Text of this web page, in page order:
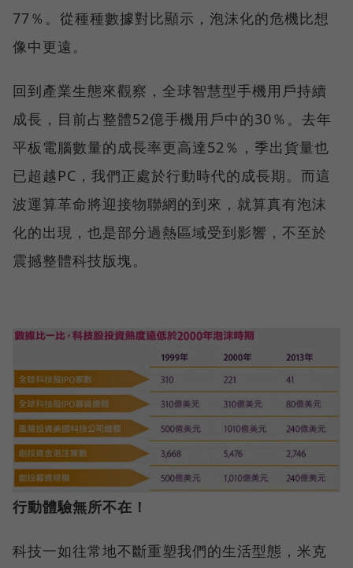
77％。從種種數據對比顯示，泡沫化的危機比想
像中更遠。
回到產業生態來觀察，全球智慧型手機用戶持續
成長，目前占整體52億手機用戶中的30％。去年
平板電腦數量的成長率更高達52％，季出貨量也
已超越PC，我們正處於行動時代的成長期。而這
波運算革命將迎接物聯網的到來，就算真有泡沫
化的出現，也是部分過熱區域受到影響，不至於
震撼整體科技版塊。
行動體驗無所不在！
科技一如往常地不斷重塑我們的生活型態，米克